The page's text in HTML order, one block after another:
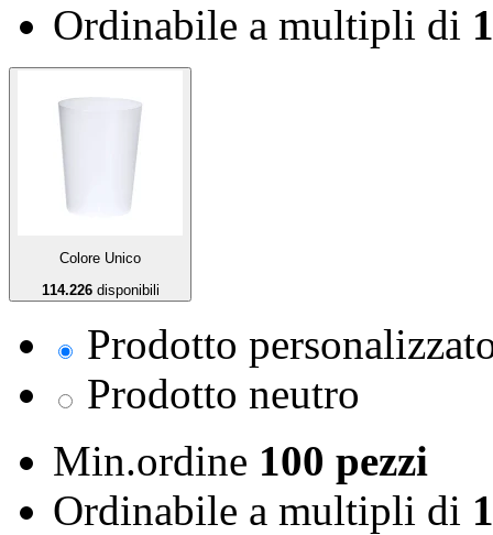
Ordinabile a multipli di
Colore Unico
114.226disponibili
Prodotto
Prodotto neutro
Min.ordine 100 pezzi
Ordinabile a multipli di